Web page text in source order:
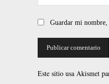
Guardar mi nombre,
Este sitio usa Akismet